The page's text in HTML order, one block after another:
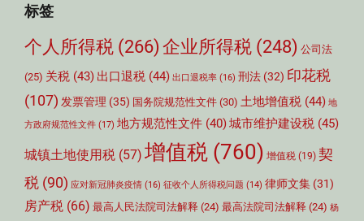
标签
个人所得税 (266) 企业所得税 (248) 公司法
(25) 关税 (43) 出口退税 (44) 出口退税率 (16) 刑法 (32) 印花税
(107) 发票管理 (35) 国务院规范性文件 (30) 土地增值税 (44) 地
方政府规范性文件 (17) 地方规范性文件 (40)城市维护建设税 (45)
城镇土地使用税 (57) 增值税 (760) 增值税 (19) 契
税 (90) 应对新冠肺炎疫情 (16) 征收个人所得税问题 (14) 律师文集 (31)
房产税 (66) 最高人民法院司法解释 (24) 最高法院司法解释 (24) 杨